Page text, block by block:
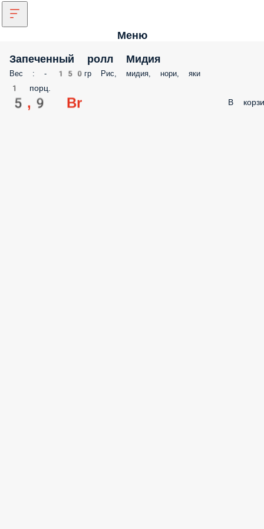
Меню
Запеченный ролл Мидия
Вес : - 150гр Рис, мидия, нори, яки
1 порц.
5,9 Br В